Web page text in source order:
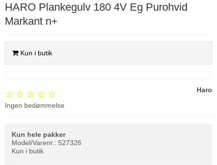
HARO Plankegulv 180 4V Eg Purohvid
Markant n+
Kun i butik
Ingen bedømmelse
Haro
Kun hele pakker
Model/Varenr.: 527326
Kun i butik